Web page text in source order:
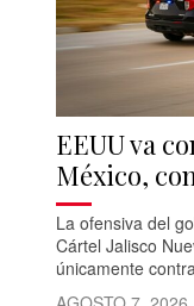
EEUU va
México,
La ofensiva del
Cártel Jalisco
únicamente